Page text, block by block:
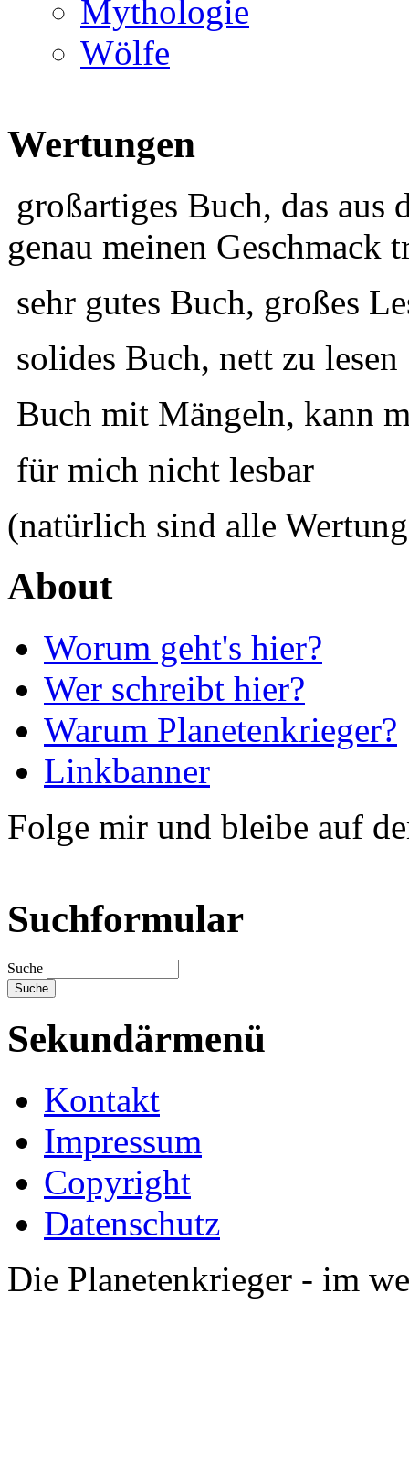
Mythologie
Wölfe
Wertungen
großartiges Buch, das aus
genau meinen Geschmack
sehr gutes Buch, großes
solides Buch, nett zu lesen
Buch mit Mängeln, kann
für mich nicht lesbar
(natürlich sind alle
About
Worum geht's hier?
Wer schreibt hier?
Warum Planetenkrieger?
Linkbanner
Folge mir und bleibe auf
Suchformular
Suche
Sekundärmenü
Kontakt
Impressum
Copyright
Datenschutz
Die Planetenkrieger - im